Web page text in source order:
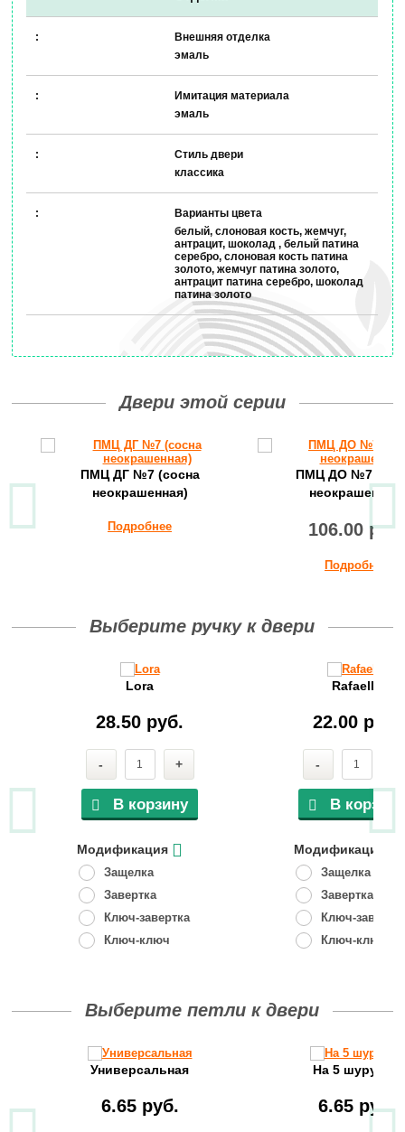
Внешняя отделка
эмаль
Имитация материала
эмаль
Стиль двери
классика
Варианты цвета
белый, слоновая кость, жемчуг,
антрацит, шоколад , белый патина
серебро, слоновая кость патина
золото, жемчуг патина золото,
антрацит патина серебро, шоколад
патина золото
Двери этой серии
ПМЦ ДГ №7 (сосна
неокрашенная)
Подробнее
ПМЦ ДО №7
неокрашенная)
106.00 руб.
Подробнее
Выберите ручку к двери
Lora
28.50 руб.
- +
В корзину
Модификация
Защелка
Завертка
Ключ-завертка
Ключ-ключ
Rafaella
22.00 руб.
-
В корзину
Модификация
Защелка
Завертка
Ключ-
Ключ-ключ
Выберите петли к двери
Универсальная
6.65 руб.
На 5 шурупов
6.65 руб.